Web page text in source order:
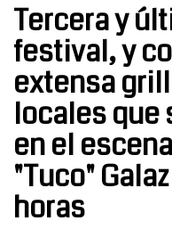
Tercera y
festival, y
extensa
locales que
en el
"Tuco"
horas